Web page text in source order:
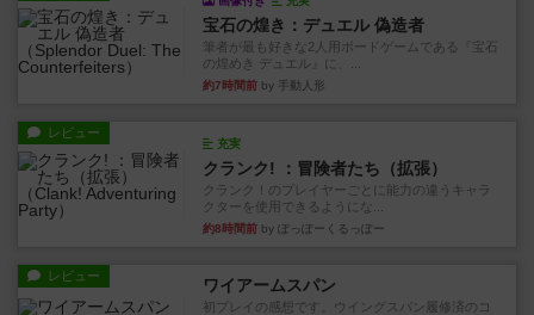
宝石の煌き：デュエル 偽造者
筆者が最も好きな2人用ボードゲームである『宝石
の煌めき デュエル』に、...
約7時間前 by 手動人形
レビュー
充実
クランク! ：冒険者たち（拡張）
クランク！のプレイヤーごとに能力の違うキャラ
クターを使用できるようにな...
約8時間前 by ぽっぽーくるっぽー
レビュー ワイアームスパン
初プレイの感想です。ウイングスパン履修済のコ